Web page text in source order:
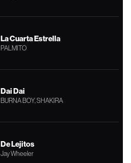
La Cuarta Estrella
PALMITO
Dai Dai
BURNA BOY, SHAKIRA
De Lejitos
Jay Wheeler